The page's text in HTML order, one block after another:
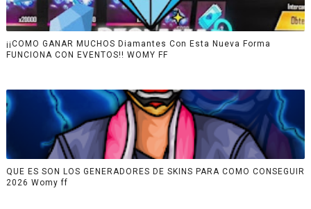
¡¡COMO GANAR MUCHOS Diamantes Con Esta Nueva Forma
FUNCIONA CON EVENTOS!! WOMY FF
QUE ES SON LOS GENERADORES DE SKINS PARA COMO CONSEGUIR
2026 Womy ff